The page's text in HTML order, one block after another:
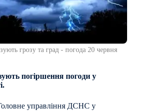
грозу та град - погода 20 червня
погіршення погоди у
управління ДСНС у